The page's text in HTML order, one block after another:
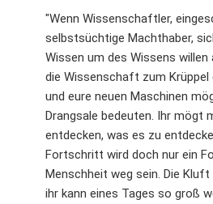
"Wenn Wissenschaftler,
selbstsüchtige Machthaber,
Wissen um des Wissens
die Wissenschaft zum Krüppel
und eure neuen Maschinen
Drangsale bedeuten. Ihr mögt
entdecken, was es zu
Fortschritt wird doch nur ein
Menschheit weg sein. Die
ihr kann eines Tages so groß